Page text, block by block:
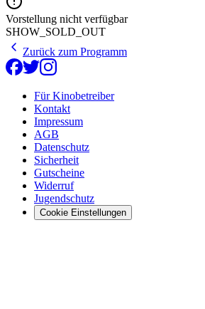
Vorstellung nicht verfügbar
SHOW_SOLD_OUT
Zurück zum Programm
Für Kinobetreiber
Kontakt
Impressum
AGB
Datenschutz
Sicherheit
Gutscheine
Widerruf
Jugendschutz
Cookie Einstellungen